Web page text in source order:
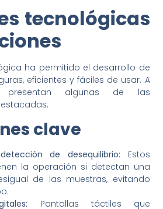
tecnológicas
ha permitido el desarrollo de
eficientes y fáciles de usar. A
presentan algunas de las
clave
de desequilibrio: Estos
la operación si detectan una
de las muestras, evitando
Pantallas táctiles que